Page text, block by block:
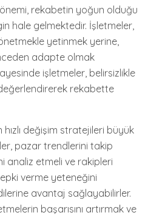
rekabetin yoğun olduğu
hale gelmektedir. İşletmeler,
yetinmek yerine,
adapte olmak
işletmeler, belirsizlikle
rekabette
değişim stratejileri büyük
pazar trendlerini takip
analiz etmeli ve rakipleri
verme yeteneğini
avantaj sağlayabilirler.
başarısını artırmak ve